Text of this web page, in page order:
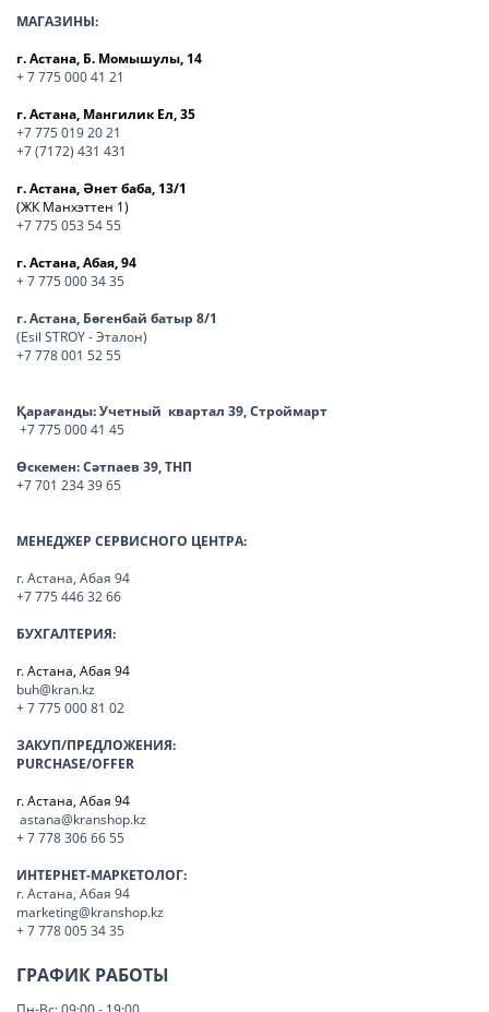
МАГАЗИНЫ:
г. Астана, Б. Момышулы, 14
+ 7 775 000 41 21
г. Астана, Мангилик Ел, 35
+7 775 019 20 21
+7 (7172) 431 431
г. Астана, Әнет баба, 13/1
(ЖК Манхэттен 1)
+7 775 053 54 55
г. Астана, Абая, 94
+ 7 775 000 34 35
г. Астана, Бөгенбай батыр 8/1
(Esil STROY - Эталон)
+7 778 001 52 55
Қарағанды:Учетный квартал 39, Строймарт
+7 775 000 41 45
Өскемен:Сәтпаев 39, ТНП
+7 701 234 39 65
МЕНЕДЖЕР СЕРВИСНОГО ЦЕНТРА:
г. Астана, Абая 94
+7 775 446 32 66
БУХГАЛТЕРИЯ:
г. Астана, Абая 94
buh@kran.kz
+ 7 775 000 81 02
ЗАКУП/ПРЕДЛОЖЕНИЯ:
PURCHASE/OFFER
г. Астана, Абая 94
astana@kranshop.kz
+ 7 778 306 66 55
ИНТЕРНЕТ-МАРКЕТОЛОГ:
г. Астана, Абая 94
marketing@kranshop.kz
+ 7 778 005 34 35
ГРАФИК РАБОТЫ